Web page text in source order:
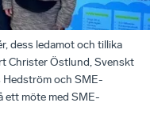
dess ledamot och tillika
Christer Östlund, Svenskt
och SME-
ett möte med SME-